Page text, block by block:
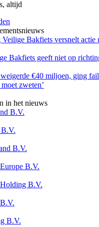
altijd
Bakfiets versnelt actie
Bakfiets geeft niet op
€40 miljoen, ging
zweten’
in het nieuws
B.V.
B.V.
B.V.
B.V.
B.V.